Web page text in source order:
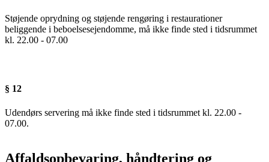
Støjende oprydning og støjende rengøring i restaurationer
beliggende i beboelsesejendomme, må ikke finde sted i tidsrummet
kl. 22.00 - 07.00
§ 12
Udendørs servering må ikke finde sted i tidsrummet kl. 22.00 -
07.00.
Affaldsopbevaring, håndtering og